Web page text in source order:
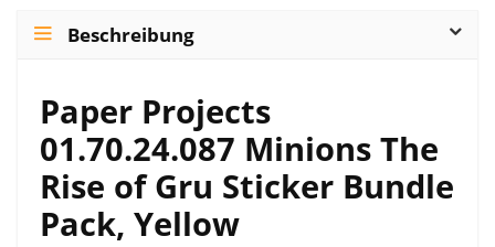
Beschreibung
Paper Projects
01.70.24.087 Minions The
Rise of Gru Sticker Bundle
Pack, Yellow